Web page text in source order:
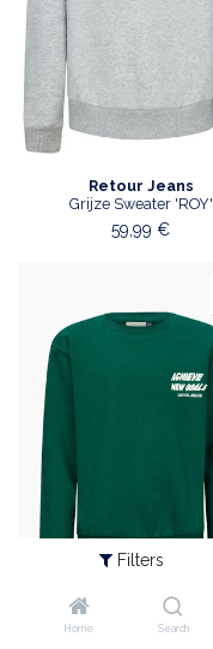
Filters
Home Search
Retour Jeans
Grijze Sweater 'ROY'
59,99 €